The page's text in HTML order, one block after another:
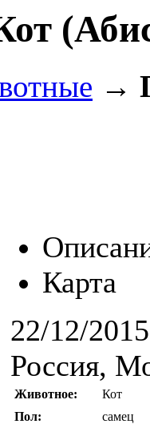
→
Карта
22/12/2015
Россия,
Животное:
Кот
Пол:
самец